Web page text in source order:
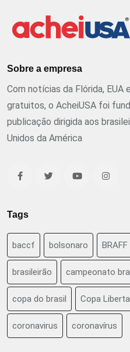
Sobre a empresa
Com notícias da Flórida, EUA
gratuitos, o AcheiUSA foi
publicação dirigida aos
Unidos da América
Tags
baccf bolsonaro BRAFF
brasileirão campeonato
copa do brasil Copa
coronavirus coronavírus